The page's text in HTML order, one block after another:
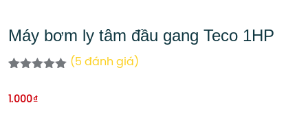
Máy bơm ly tâm đầu gang Teco 1HP
đánh giá
(5 đánh giá)
1.000₫